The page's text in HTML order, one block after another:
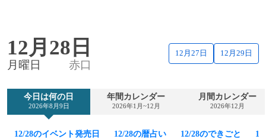
12月28日
月曜日 赤口
12月27日 12月29日
今日は何の日
2026年8月9日
年間カレンダー
2026年1月~12月
月間カレンダー
2026年12月
12/28のイベント発売日 12/28の暦占い 12/28のできごと